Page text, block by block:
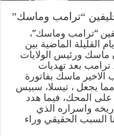
“ترامب وماسك”
“ترامب وماسك”،
القليلة الماضية بين
ماسك ورئيس الولايات
ترامب بعد تهديات
الاخير ماسك بفاتورة
مما يجعل ، تيسلا، سبيس
المحك، فيما هدد
واسراره الذي
السبب الحقيقي وراء